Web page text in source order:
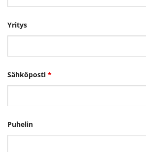
Yritys
Sähköposti *
Puhelin